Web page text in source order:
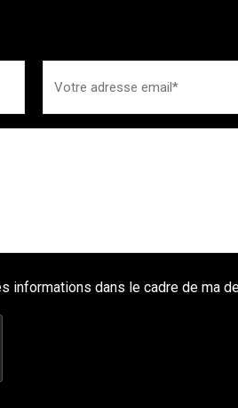
informations dans le cadre de ma